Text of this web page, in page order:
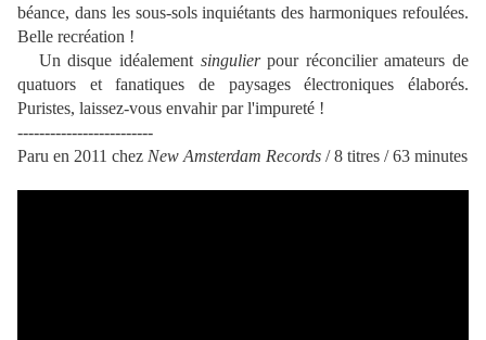
béance, dans les sous-sols inquiétants des harmoniques refoulées.
Belle recréation !
Un disque idéalement singulierpour réconcilier amateurs de
quatuors et fanatiques de paysages électroniques élaborés.
Puristes, laissez-vous envahir par l'impureté !
-------------------------
Paru en 2011 chez New Amsterdam Records / 8 titres / 63 minutes